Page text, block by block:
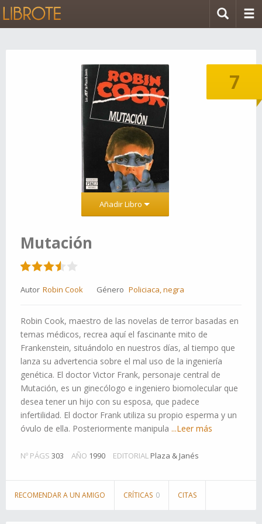
7
Añadir Libro
Mutación
Autor Robin Cook Género Policiaca, negra
Robin Cook, maestro de las novelas de terror basadas en
temas médicos, recrea aquí el fascinante mito de
Frankenstein, situándolo en nuestros días, al tiempo que
lanza su advertencia sobre el mal uso de la ingeniería
genética. El doctor Victor Frank, personaje central de
Mutación, es un ginecólogo e ingeniero biomolecular que
desea tener un hijo con su esposa, que padece
infertilidad. El doctor Frank utiliza su propio esperma y un
óvulo de ella. Posteriormente manipula ...Leer más
Nº PÁGS 303 AÑO 1990 EDITORIAL Plaza & Janés
RECOMENDAR A UN AMIGO CRÍTICAS 0 CITAS